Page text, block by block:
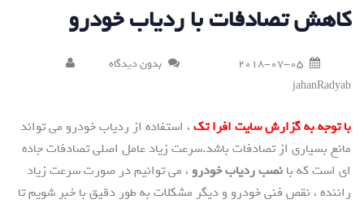
کاهش تصادفات با ردیاب خودرو
2018-07-05
بدون دیدگاه
jahanRadyab
با توجه به گزارش سایت افرا تک، استفاده از ردیاب خودرو می تواند
مانع بسیاری از تصادفات باشد.سرعت زیاد عامل اصلی تصادفات جاده
ای است که با نصب ردیاب خودرو، می توانیم در صورت سرعت زیاد
راننده ، نقص فنی خودرو و دیگر مشکلات به طور دقیق با خبر شویم تا